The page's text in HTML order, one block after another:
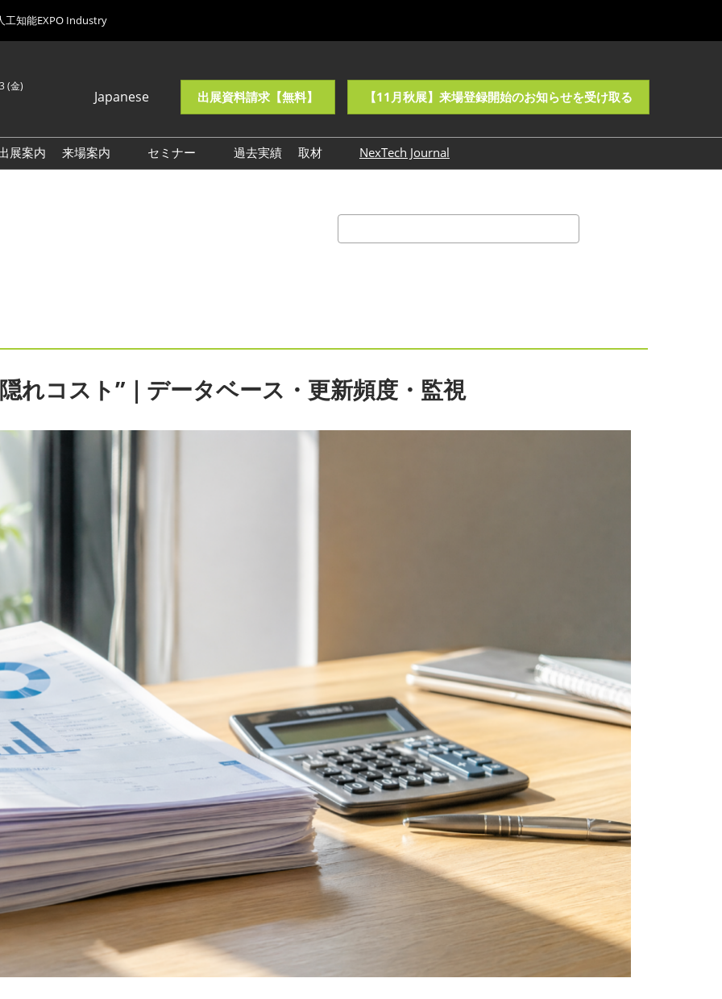
工知能EXPO Industry
(金)
Japanese
English
Korean (Naver
出展資料請求【無料】 【11月秋展】来場登録開始のお知らせを受け取る
展案内
来場案内
セミナー
過去実績
取材
NexTech Journal
れコスト”｜データベース・更新頻度・監視